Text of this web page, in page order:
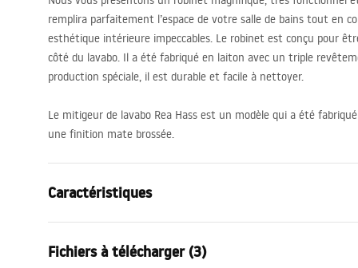
remplira parfaitement l’espace de votre salle de bains tout en
esthétique intérieure impeccables. Le robinet est conçu pour
côté du lavabo. Il a été fabriqué en laiton avec un triple
production spéciale, il est durable et facile à nettoyer.
Le mitigeur de lavabo Rea Hass est un modèle qui a été
une finition mate brossée.
Caractéristiques
Méthode de montage
Fichiers à télécharger (3)